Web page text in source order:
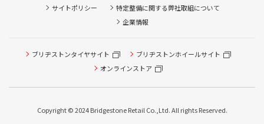
サイトポリシー
特定整備に関する弊社取組について
企業情報
ブリヂストンタイヤサイト
ブリヂストンホイールサイト
オンラインストア
Copyright © 2024 Bridgestone Retail Co.,Ltd. All rights Reserved.
ピット作業の予約